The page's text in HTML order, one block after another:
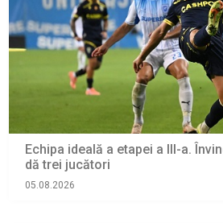
Echipa ideală a etapei a III-a.
dă trei jucători
05.08.2026